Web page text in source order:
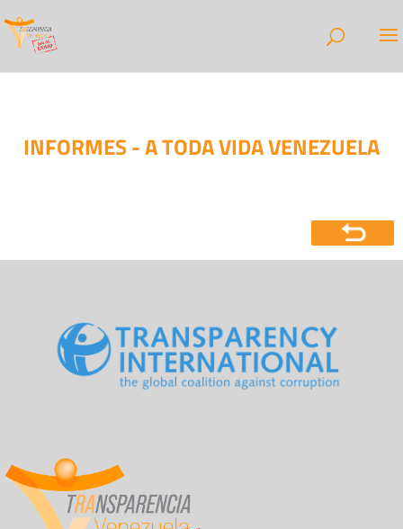
INFORMES - A TODA VIDA VENEZUELA